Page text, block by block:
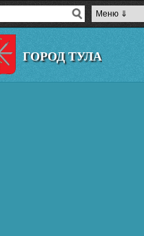
ГОРОД ТУЛА